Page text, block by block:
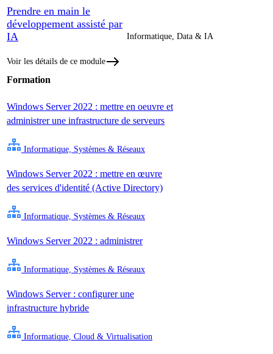
Prendre en main le
développement assisté par
IA
Voir les détails de ce module
Informatique, Data & IA
Formation
Windows Server 2022 : mettre en oeuvre et
administrer une infrastructure de serveurs
Informatique, Systèmes & Réseaux
Windows Server 2022 : mettre en œuvre
des services d'identité (Active Directory)
Informatique, Systèmes & Réseaux
Windows Server 2022 : administrer
Informatique, Systèmes & Réseaux
Windows Server : configurer une
infrastructure hybride
Informatique, Cloud & Virtualisation